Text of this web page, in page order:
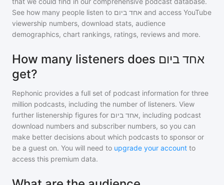
See how many people listen to אחד ביום and access YouTube
viewership numbers, download stats, audience
demographics, chart rankings, ratings, reviews and more.
How many listeners does אחד ביום
get?
Rephonic provides a full set of podcast information for three
million podcasts, including the number of listeners. View
further listenership figures for אחד ביום, including podcast
download numbers and subscriber numbers, so you can
make better decisions about which podcasts to sponsor or
be a guest on. You will need to upgrade your account to
access this premium data.